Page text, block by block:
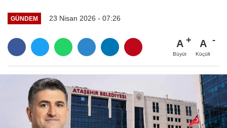
GÜNDEM 23 Nisan 2026 - 07:26
A
Büyüt
A
Küçült